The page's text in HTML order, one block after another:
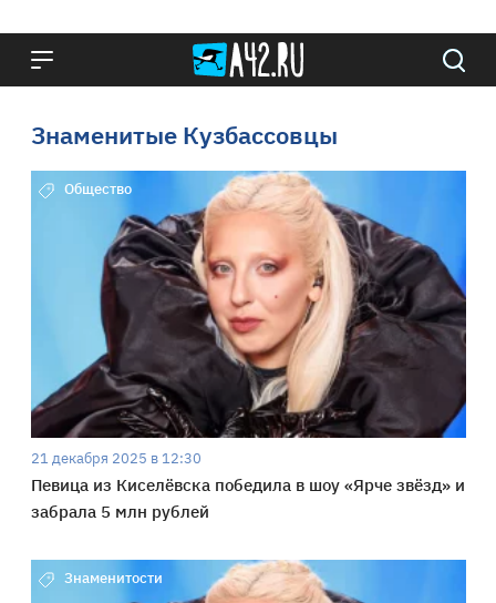
Знаменитые Кузбассовцы
Общество
21 декабря 2025 в 12:30
Певица из Киселёвска победила в шоу «Ярче звёзд» и
забрала 5 млн рублей
Знаменитости